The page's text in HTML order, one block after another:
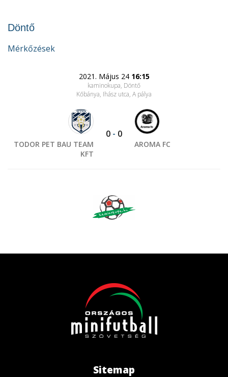
Döntő
Mérkőzések
2021. Május 24 16:15
kaminokupa, Döntő
Kőbánya, Ihász utca, A pálya
TODOR PET BAU TEAM
KFT
0 - 0
AROMA FC
Sitemap